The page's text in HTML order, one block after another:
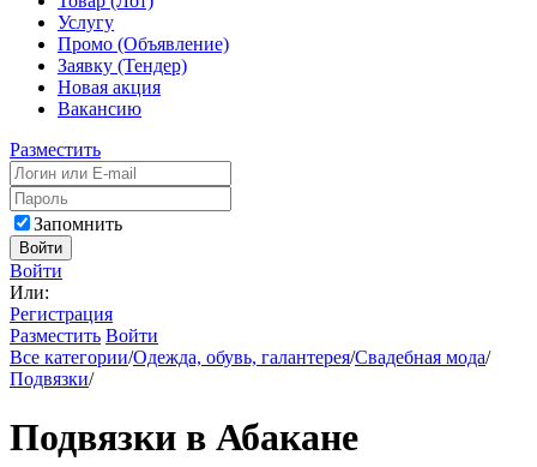
Услугу
Промо (Объявление)
Заявку (Тендер)
Новая акция
Вакансию
Разместить
Запомнить
Войти
Войти
Или:
Регистрация
Разместить Войти
Все категории/Одежда, обувь, галантерея/Свадебная мода/
Подвязки/
Подвязки в Абакане